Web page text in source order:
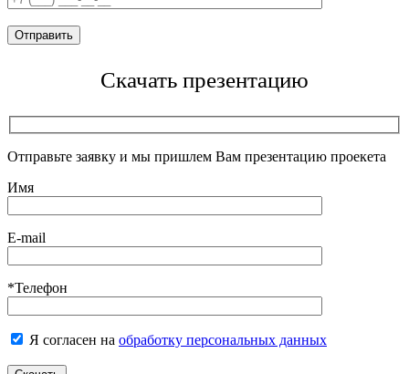
Скачать презентацию
Отправьте заявку и мы пришлем Вам презентацию проекета
Имя
E-mail
*Телефон
Я согласен на обработку персональных данных